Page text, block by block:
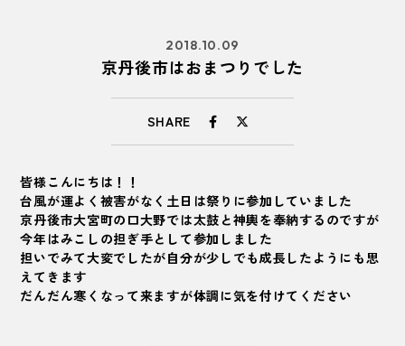
2018.10.09
京丹後市はおまつりでした
SHARE
皆様こんにちは！！
台風が運よく被害がなく土日は祭りに参加していました
京丹後市大宮町の口大野では太鼓と神輿を奉納するのですが
今年はみこしの担ぎ手として参加しました
担いでみて大変でしたが自分が少しでも成長したようにも思
えてきます
だんだん寒くなって来ますが体調に気を付けてください